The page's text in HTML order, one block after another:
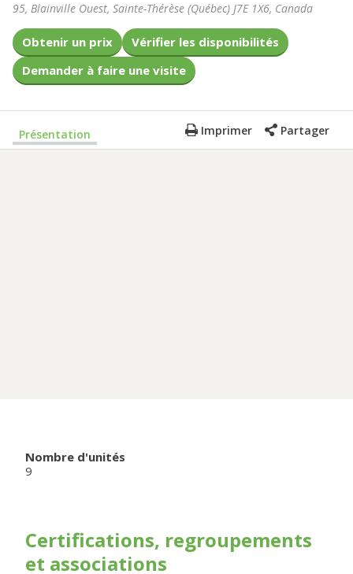
95, Blainville Ouest, Sainte-Thérèse (Québec) J7E 1X6, Canada
Obtenir un prix
Vérifier les disponibilités
Demander à faire une visite
Présentation Imprimer Partager
Nombre d'unités
9
Certifications, regroupements
et associations